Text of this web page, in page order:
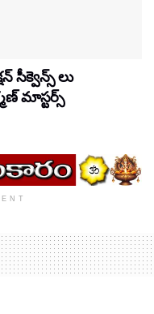
సీక్వెన్స్ లు
మాస్టర్స్